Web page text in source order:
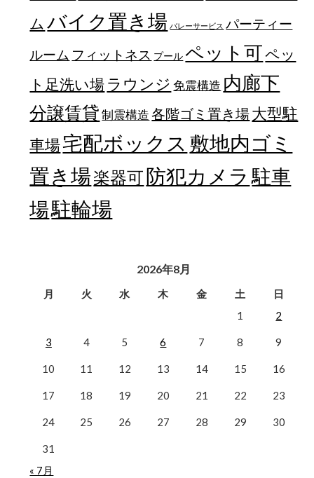
ム バイク置き場 バレーサービス パーティー
ルーム フィットネス プール ペット可ペッ
ト足洗い場 ラウンジ 免震構造 内廊下
分譲賃貸 制震構造 各階ゴミ置き場大型駐
車場宅配ボックス 敷地内ゴミ
置き場楽器可防犯カメラ 駐車
場駐輪場
2026年8月
月 火 水 木 金 土
日
1
2
3 4 5 6 7 8 9
10 11 12 13 14 15 16
17 18 19 20 21 22 23
24 25 26 27 28 29 30
31
« 7月